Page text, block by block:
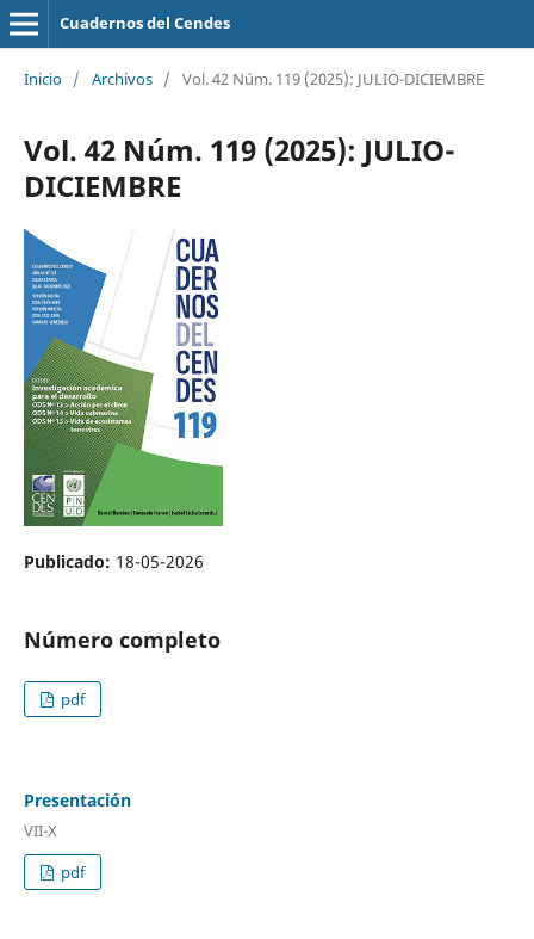
Cuadernos del Cendes
Inicio / Archivos / Vol. 42 Núm. 119 (2025): JULIO-DICIEMBRE
Vol. 42 Núm. 119 (2025): JULIO-
DICIEMBRE
Publicado: 18-05-2026
Número completo
pdf
Presentación
VII-X
pdf